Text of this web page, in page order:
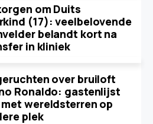
om Duits
(17): veelbelovende
belandt kort na
in kliniek
over bruiloft
Ronaldo: gastenlijst
wereldsterren op
plek